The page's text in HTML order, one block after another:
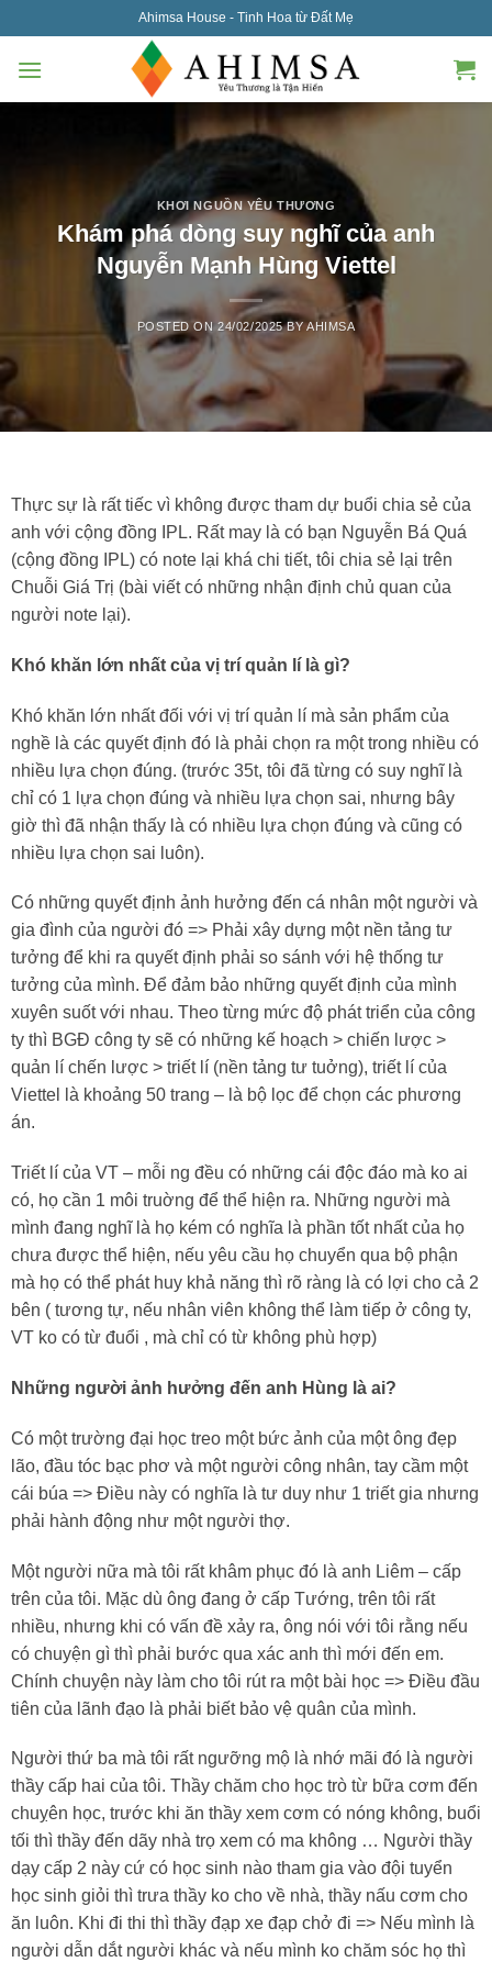
to
content
Ahimsa House - Tinh Hoa từ Đất Mẹ
KHƠI NGUỒN YÊU THƯƠNG
Khám phá dòng suy nghĩ của anh
Nguyễn Mạnh Hùng Viettel
POSTED ON24/02/2025 BYAHIMSA
Thực sự là rất tiếc vì không được tham dự buổi chia sẻ của
anh với cộng đồng IPL. Rất may là có bạn Nguyễn Bá Quá
(cộng đồng IPL) có note lại khá chi tiết, tôi chia sẻ lại trên
Chuỗi Giá Trị (bài viết có những nhận định chủ quan của
người note lại).
Khó khăn lớn nhất của vị trí quản lí là gì?
Khó khăn lớn nhất đối với vị trí quản lí mà sản phẩm của
nghề là các quyết định đó là phải chọn ra một trong nhiều có
nhiều lựa chọn đúng. (trước 35t, tôi đã từng có suy nghĩ là
chỉ có 1 lựa chọn đúng và nhiều lựa chọn sai, nhưng bây
giờ thì đã nhận thấy là có nhiều lựa chọn đúng và cũng có
nhiều lựa chọn sai luôn).
Có những quyết định ảnh hưởng đến cá nhân một người và
gia đình của người đó => Phải xây dựng một nền tảng tư
tưởng để khi ra quyết định phải so sánh với hệ thống tư
tưởng của mình. Để đảm bảo những quyết định của mình
xuyên suốt với nhau. Theo từng mức độ phát triển của công
ty thì BGĐ công ty sẽ có những kế hoạch > chiến lược >
quản lí chến lược > triết lí (nền tảng tư tuởng), triết lí của
Viettel là khoảng 50 trang – là bộ lọc để chọn các phương
án.
Triết lí của VT – mỗi ng đều có những cái độc đáo mà ko ai
có, họ cần 1 môi truờng để thể hiện ra. Những người mà
mình đang nghĩ là họ kém có nghĩa là phần tốt nhất của họ
chưa được thể hiện, nếu yêu cầu họ chuyển qua bộ phận
mà họ có thể phát huy khả năng thì rõ ràng là có lợi cho cả 2
bên ( tương tự, nếu nhân viên không thể làm tiếp ở công ty,
VT ko có từ đuổi , mà chỉ có từ không phù hợp)
Những người ảnh hưởng đến anh Hùng là ai?
Có một trường đại học treo một bức ảnh của một ông đẹp
lão, đầu tóc bạc phơ và một người công nhân, tay cầm một
cái búa => Điều này có nghĩa là tư duy như 1 triết gia nhưng
phải hành động như một người thợ.
Một người nữa mà tôi rất khâm phục đó là anh Liêm – cấp
trên của tôi. Mặc dù ông đang ở cấp Tướng, trên tôi rất
nhiều, nhưng khi có vấn đề xảy ra, ông nói với tôi rằng nếu
có chuyện gì thì phải bước qua xác anh thì mới đến em.
Chính chuyện này làm cho tôi rút ra một bài học => Điều đầu
tiên của lãnh đạo là phải biết bảo vệ quân của mình.
Người thứ ba mà tôi rất ngưỡng mộ là nhớ mãi đó là người
thầy cấp hai của tôi. Thầy chăm cho học trò từ bữa cơm đến
chuỵên học, trước khi ăn thầy xem cơm có nóng không, buổi
tối thì thầy đến dãy nhà trọ xem có ma không … Người thầy
dạy cấp 2 này cứ có học sinh nào tham gia vào đội tuyển
học sinh giỏi thì trưa thầy ko cho về nhà, thầy nấu cơm cho
ăn luôn. Khi đi thi thì thầy đạp xe đạp chở đi => Nếu mình là
người dẫn dắt người khác và nếu mình ko chăm sóc họ thì